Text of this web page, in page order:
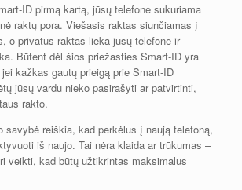
ID pirmą kartą, jūsų telefone sukuriama
raktų pora. Viešasis raktas siunčiamas į
o privatus raktas lieka jūsų telefone ir
Būtent dėl šios priežasties Smart-ID yra
kažkas gautų prieigą prie Smart-ID
jūsų vardu nieko pasirašyti ar patvirtinti,
rakto.
savybė reiškia, kad perkėlus į naują telefoną,
iš naujo. Tai nėra klaida ar trūkumas –
veikti, kad būtų užtikrintas maksimalus